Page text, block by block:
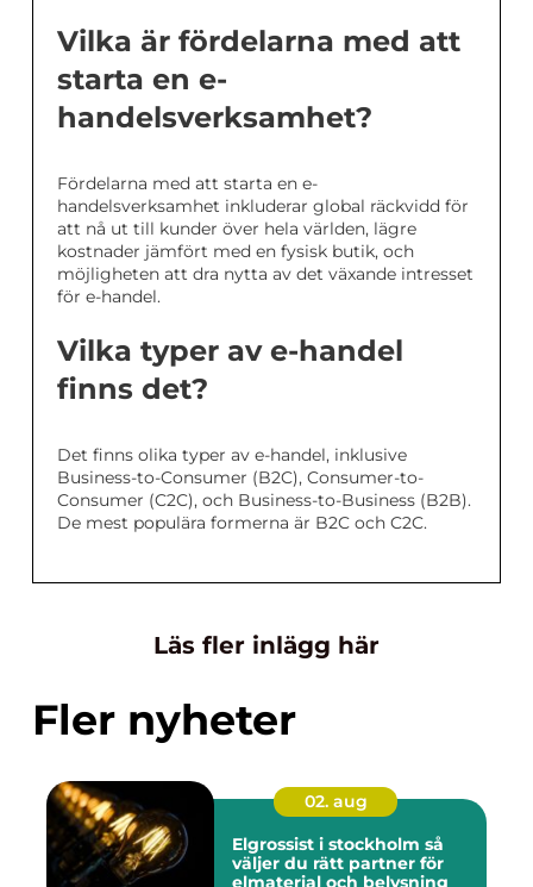
Vilka är fördelarna med att
starta en e-
handelsverksamhet?
Fördelarna med att starta en e-
handelsverksamhet inkluderar global räckvidd för
att nå ut till kunder över hela världen, lägre
kostnader jämfört med en fysisk butik, och
möjligheten att dra nytta av det växande intresset
för e-handel.
Vilka typer av e-handel
finns det?
Det finns olika typer av e-handel, inklusive
Business-to-Consumer (B2C), Consumer-to-
Consumer (C2C), och Business-to-Business (B2B).
De mest populära formerna är B2C och C2C.
Läs fler inlägg här
Fler nyheter
02. aug
Elgrossist i stockholm så
väljer du rätt partner för
elmaterial och belysning